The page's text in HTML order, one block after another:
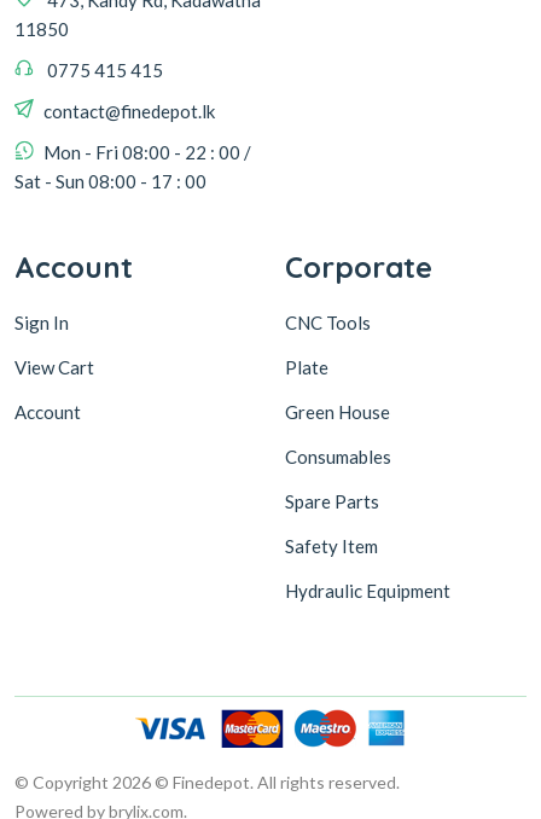
11850
0775 415 415
contact@finedepot.lk
Mon - Fri 08:00 - 22 : 00 /
Sat - Sun 08:00 - 17 : 00
Account
Sign In
View Cart
Account
Corporate
CNC Tools
Plate
Green House
Consumables
Spare Parts
Safety Item
Hydraulic Equipment
© Copyright 2026 © Finedepot. All rights reserved.
Powered by brylix.com.